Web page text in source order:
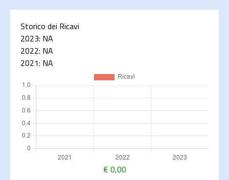
Storico dei Ricavi
2023: NA
2022: NA
2021: NA
€ 0,00